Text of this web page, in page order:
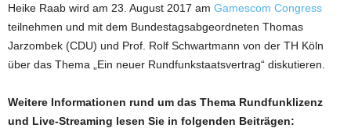
Heike Raab wird am 23. August 2017 am Gamescom Congress
teilnehmen und mit dem Bundestagsabgeordneten Thomas
Jarzombek (CDU) und Prof. Rolf Schwartmann von der TH Köln
über das Thema „Ein neuer Rundfunkstaatsvertrag“ diskutieren.
Weitere Informationen rund um das Thema Rundfunklizenz
und Live-Streaming lesen Sie in folgenden Beiträgen: